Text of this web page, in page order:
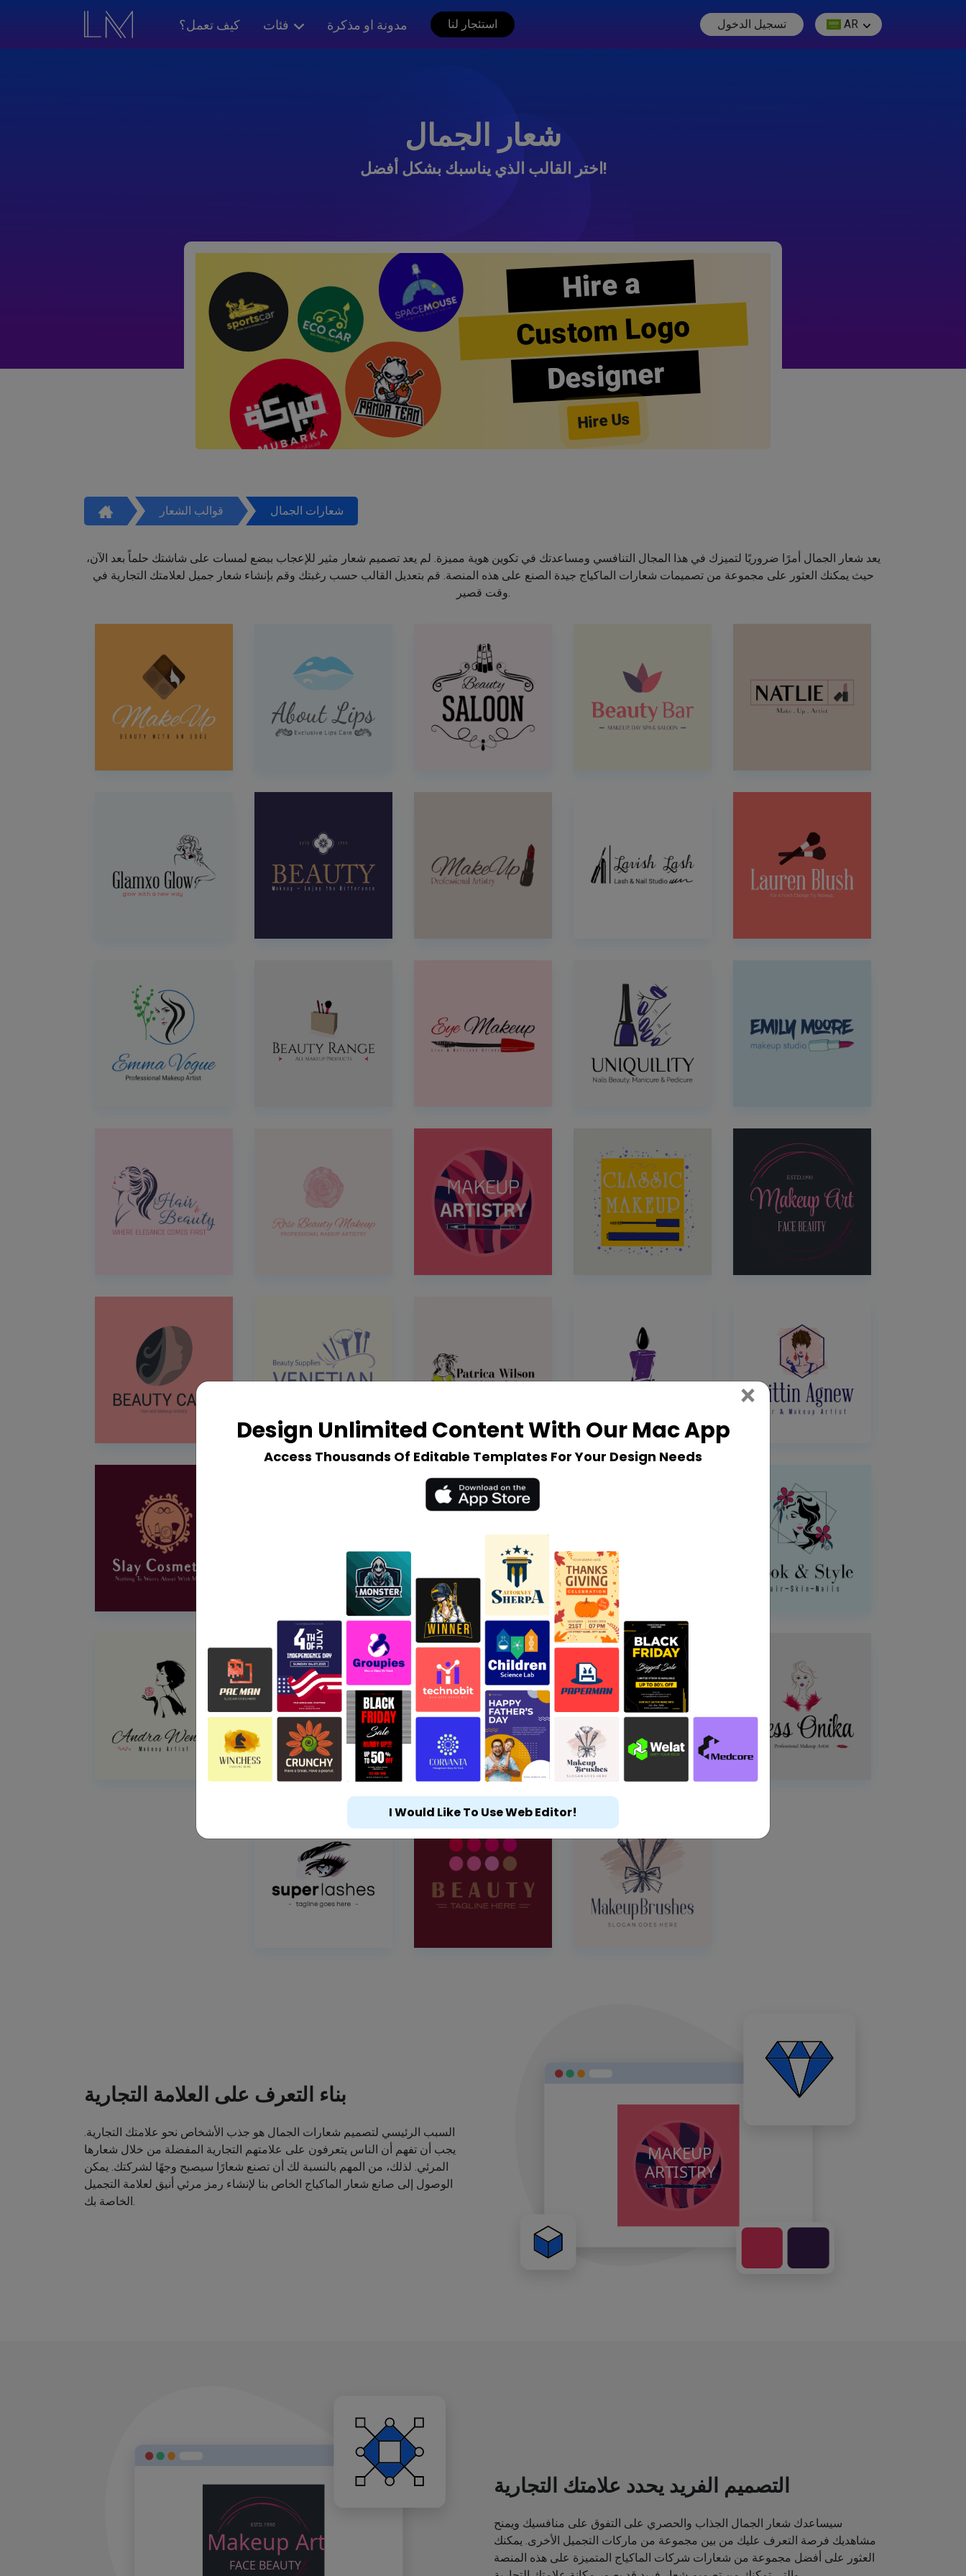
كيف تعمل؟ فئات مدونة او مذكرة استئجار لنا تسجيل الدخول AR
شعار الجمال
اختر القالب الذي يناسبك بشكل أفضل!
Hire a
Custom Logo
Designer
Hire Us
قوالب الشعار شعارات الجمال
يعد شعار الجمال أمرًا ضروريًا لتميزك في هذا المجال التنافسي ومساعدتك في تكوين هوية مميزة. لم يعد تصميم شعار مثير للإعجاب ببضع لمسات على شاشتك حلماً بعد الآن،
حيث يمكنك العثور على مجموعة من تصميمات شعارات الماكياج جيدة الصنع على هذه المنصة. قم بتعديل القالب حسب رغبتك وقم بإنشاء شعار جميل لعلامتك التجارية في
وقت قصير.
بناء التعرف على العلامة التجارية
السبب الرئيسي لتصميم شعارات الجمال هو جذب الأشخاص نحو علامتك التجارية.
يجب أن تفهم أن الناس يتعرفون على علامتهم التجارية المفضلة من خلال شعارها
المرئي. لذلك، من المهم بالنسبة لك أن تصنع شعارًا سيصبح وجهًا لشركتك. يمكن
الوصول إلى صانع شعار الماكياج الخاص بنا لإنشاء رمز مرئي أنيق لعلامة التجميل
الخاصة بك.
التصميم الفريد يحدد علامتك التجارية
سيساعدك شعار الجمال الجذاب والحصري على التفوق على منافسيك ويمنح
مشاهديك فرصة التعرف عليك من بين مجموعة من ماركات التجميل الأخرى. يمكنك
العثور على أفضل مجموعة من شعارات شركات الماكياج المتميزة على هذه المنصة
Design Unlimited Content With Our Mac App
Access Thousands Of Editable Templates For Your Design Needs
× Close
I Would Like To Use Web Editor!